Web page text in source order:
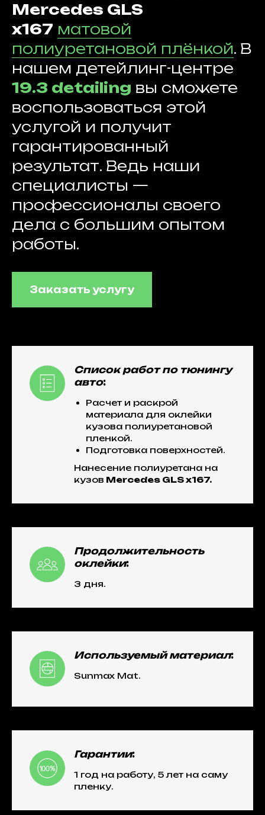
Mercedes GLS
x167 матовой
полиуретановой плёнкой. В
нашем детейлинг-центре
19.3 detailing вы сможете
воспользоваться этой
услугой и получит
гарантированный
результат. Ведь наши
специалисты —
профессионалы своего
дела с большим опытом
работы.
Заказать услугу
Список работ по тюнингу
авто:
Расчет и раскрой
материала для оклейки
кузова полиуретановой
пленкой.
Подготовка поверхностей.
Нанесение полиуретана на
кузов Mercedes GLS x167.
Продолжительность
оклейки:
3 дня.
Используемый материал:
Sunmax Mat.
Гарантии:
1 год на работу, 5 лет на саму
пленку.